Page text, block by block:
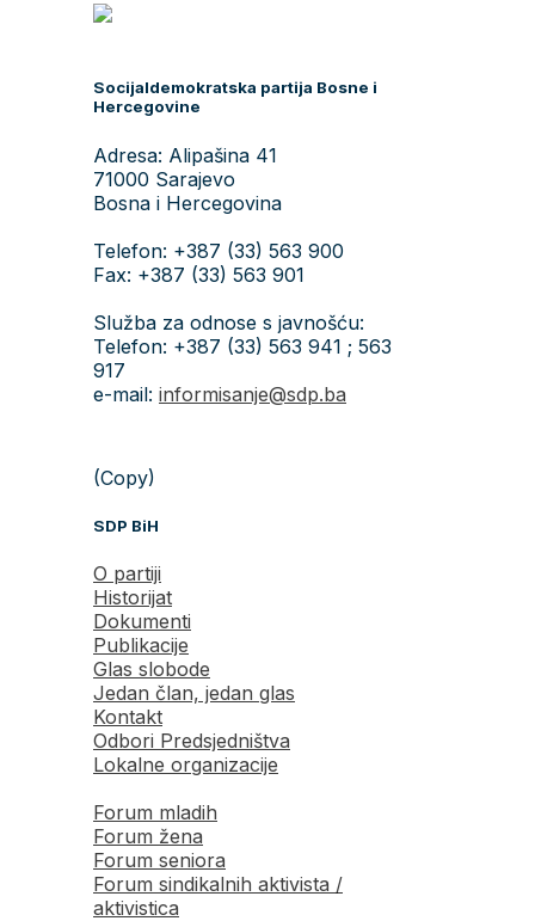
Socijaldemokratska partija Bosne i
Hercegovine
Adresa: Alipašina 41
71000 Sarajevo
Bosna i Hercegovina
Telefon: +387 (33) 563 900
Fax: +387 (33) 563 901
Služba za odnose s javnošću:
Telefon: +387 (33) 563 941 ; 563
917
e-mail: informisanje@sdp.ba
(Copy)
SDP BiH
O partiji
Historijat
Dokumenti
Publikacije
Glas slobode
Jedan član, jedan glas
Kontakt
Odbori Predsjedništva
Lokalne organizacije
Forum mladih
Forum žena
Forum seniora
Forum sindikalnih aktivista /
aktivistica